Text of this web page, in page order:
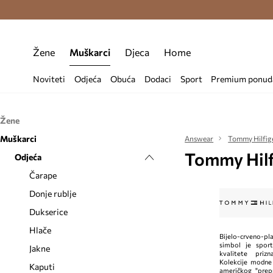
Besplatna
Žene Muškarci Djeca Home
Noviteti Odjeća Obuća Dodaci Sport Premium
Žene
Odjeća
Bluze i košulje
Čarape
Donje rublje
Dukserice
Haljine
Hlače i tajice
Jakne
Obuća
Balerinke
Espadrile
Čizme
Gumene čizme
Gležnjače
Modne tenisice
Dodaci
Etuiji i torbice
Kape i šeširi
Kozmetičke torbice
Nakit
Naočale
Muškarci
Odjeća
Čarape
Donje rublje
Dukserice
Hlače
Jakne
Kaputi
Answear Tommy
Tommy
Bijelo-crveno-
simbol je
kvalitete
Kolekcije
američkog